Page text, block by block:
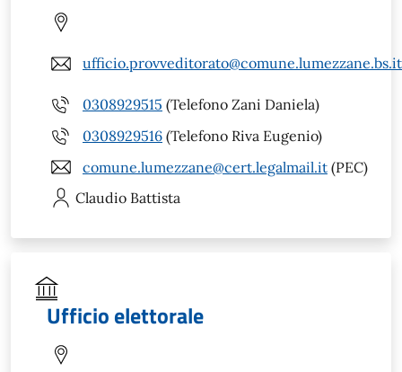
ufficio.provveditorato@comune.lumezzane.bs.it
0308929515 (Telefono Zani Daniela)
0308929516 (Telefono Riva Eugenio)
comune.lumezzane@cert.legalmail.it (PEC)
Claudio Battista
Ufficio elettorale